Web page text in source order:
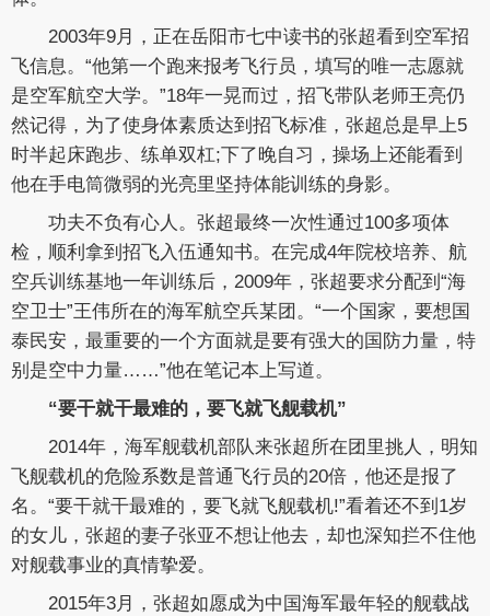
2003年9月，正在岳阳市七中读书的张超看到空军招
飞信息。“他第一个跑来报考飞行员，填写的唯一志愿就
是空军航空大学。”18年一晃而过，招飞带队老师王亮仍
然记得，为了使身体素质达到招飞标准，张超总是早上5
时半起床跑步、练单双杠;下了晚自习，操场上还能看到
他在手电筒微弱的光亮里坚持体能训练的身影。
功夫不负有心人。张超最终一次性通过100多项体
检，顺利拿到招飞入伍通知书。在完成4年院校培养、航
空兵训练基地一年训练后，2009年，张超要求分配到“海
空卫士”王伟所在的海军航空兵某团。“一个国家，要想国
泰民安，最重要的一个方面就是要有强大的国防力量，特
别是空中力量……”他在笔记本上写道。
“要干就干最难的，要飞就飞舰载机”
2014年，海军舰载机部队来张超所在团里挑人，明知
飞舰载机的危险系数是普通飞行员的20倍，他还是报了
名。“要干就干最难的，要飞就飞舰载机!”看着还不到1岁
的女儿，张超的妻子张亚不想让他去，却也深知拦不住他
对舰载事业的真情挚爱。
2015年3月，张超如愿成为中国海军最年轻的舰载战